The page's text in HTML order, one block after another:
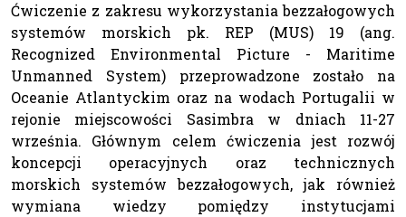
Ćwiczenie z zakresu wykorzystania bezzałogowych
systemów morskich pk. REP (MUS) 19 (ang.
Recognized Environmental Picture - Maritime
Unmanned System) przeprowadzone zostało na
Oceanie Atlantyckim oraz na wodach Portugalii w
rejonie miejscowości Sasimbra w dniach 11-27
września. Głównym celem ćwiczenia jest rozwój
koncepcji operacyjnych oraz technicznych
morskich systemów bezzałogowych, jak również
wymiana wiedzy pomiędzy instytucjami